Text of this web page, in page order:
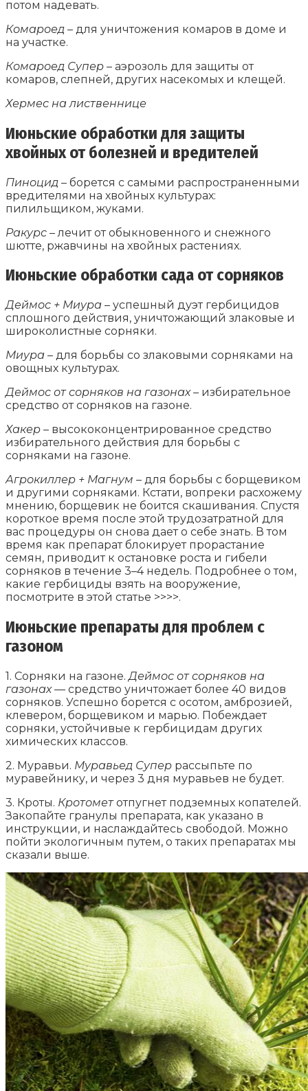
потом надевать.
Комароед – для уничтожения комаров в доме и
на участке.
Комароед Супер – аэрозоль для защиты от
комаров, слепней, других насекомых и клещей.
Хермес на лиственнице
Июньские обработки для защиты
хвойных от болезней и вредителей
Пиноцид – борется с самыми распространенными
вредителями на хвойных культурах:
пилильщиком, жуками.
Ракурс – лечит от обыкновенного и снежного
шютте, ржавчины на хвойных растениях.
Июньские обработки сада от сорняков
Деймос + Миура – успешный дуэт гербицидов
сплошного действия, уничтожающий злаковые и
широколистные сорняки.
Миура – для борьбы со злаковыми сорняками на
овощных культурах.
Деймос от сорняков на газонах– избирательное
средство от сорняков на газоне.
Хакер – высококонцентрированное средство
избирательного действия для борьбы с
сорняками на газоне.
Агрокиллер + Магнум – для борьбы с борщевиком
и другими сорняками. Кстати, вопреки расхожему
мнению, борщевик не боится скашивания. Спустя
короткое время после этой трудозатратной для
вас процедуры он снова дает о себе знать. В том
время как препарат блокирует прорастание
семян, приводит к остановке роста и гибели
сорняков в течение 3–4 недель. Подробнее о том,
какие гербициды взять на вооружение,
посмотрите в этой статье >>>>.
Июньские препараты для проблем с
газоном
1. Сорняки на газоне.Деймос от сорняков на
газонах — средство уничтожает более 40 видов
сорняков. Успешно борется с осотом, амброзией,
клевером, борщевиком и марью. Побеждает
сорняки, устойчивые к гербицидам других
химических классов.
2. Муравьи. Муравьед Супер рассыпьте по
муравейнику, и через 3 дня муравьев не будет.
3. Кроты. Кротометотпугнет подземных копателей.
Закопайте гранулы препарата, как указано в
инструкции, и наслаждайтесь свободой. Можно
пойти экологичным путем, о таких препаратах мы
сказали выше.